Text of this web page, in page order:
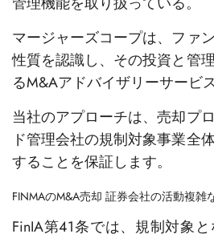
マージャーズコープは、ファ
性質を認識し、その投資と管
るM&Aアドバイザリーサービ
当社のアプローチは、売却プ
ド管理会社の規制対象事業全
することを保証します。
FINMAのM&A売却 証券会社の活動複雑
FinIA第41条では、規制対象